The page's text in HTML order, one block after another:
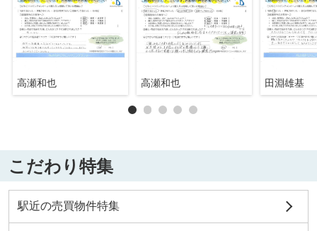
高瀬和也 高瀬和也 田淵雄基
こだわり特集
駅近の売買物件特集